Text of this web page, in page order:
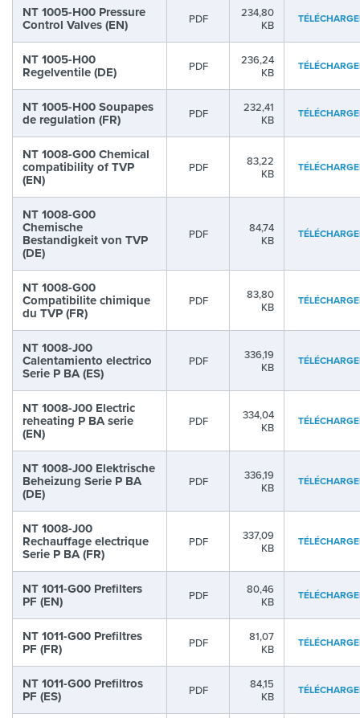
NT 1005-H00 Pressure
Control Valves (EN) PDF
234,80
KB
NT 1005-H00
Regelventile (DE) PDF
236,24
KB
NT 1005-H00 Soupapes
de regulation (FR) PDF
232,41
KB
NT 1008-G00 Chemical
compatibility of TVP
(EN)
PDF
83,22
KB
NT 1008-G00
Chemische
Bestandigkeit von TVP
(DE)
PDF
84,74
KB
NT 1008-G00
Compatibilite chimique
du TVP (FR)
PDF
83,80
KB
NT 1008-J00
Calentamiento electrico
Serie P BA (ES)
PDF
336,19
KB
NT 1008-J00 Electric
reheating P BA serie
(EN)
PDF
334,04
KB
NT 1008-J00 Elektrische
Beheizung Serie P BA
(DE)
PDF
336,19
KB
NT 1008-J00
Rechauffage electrique
Serie P BA (FR)
PDF
337,09
KB
NT 1011-G00 Prefilters
PF (EN) PDF
80,46
KB
NT 1011-G00 Prefiltres
PF (FR) PDF
81,07
KB
NT 1011-G00 Prefiltros
PF (ES) PDF
84,15
KB